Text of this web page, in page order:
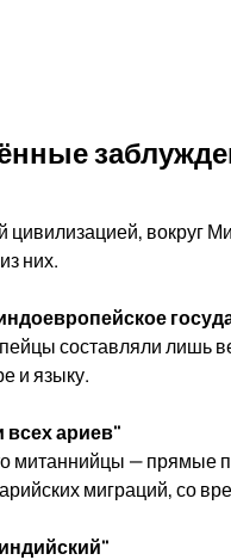
цивилизацией, вокруг
них.
составляли лишь
и языку.
ариев"
митаннийцы —
миграций, со